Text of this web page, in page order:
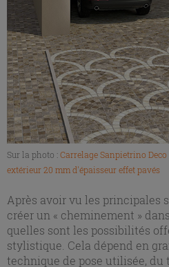
Sur la photo :Carrelage Sanpietrino
extérieur 20 mm d'épaisseur effet pavés
Après avoir vu les principales
créer un « cheminement »
quelles sont les possibilités
stylistique. Cela dépend en
technique de pose utilisée, du